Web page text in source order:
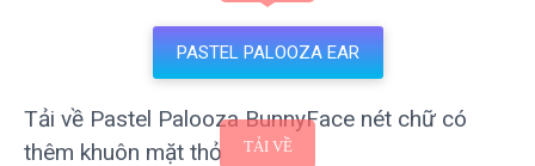
PASTEL PALOOZA EAR
Tải về Pastel Palooza BunnyFace nét chữ có
thêm khuôn mặt thỏ